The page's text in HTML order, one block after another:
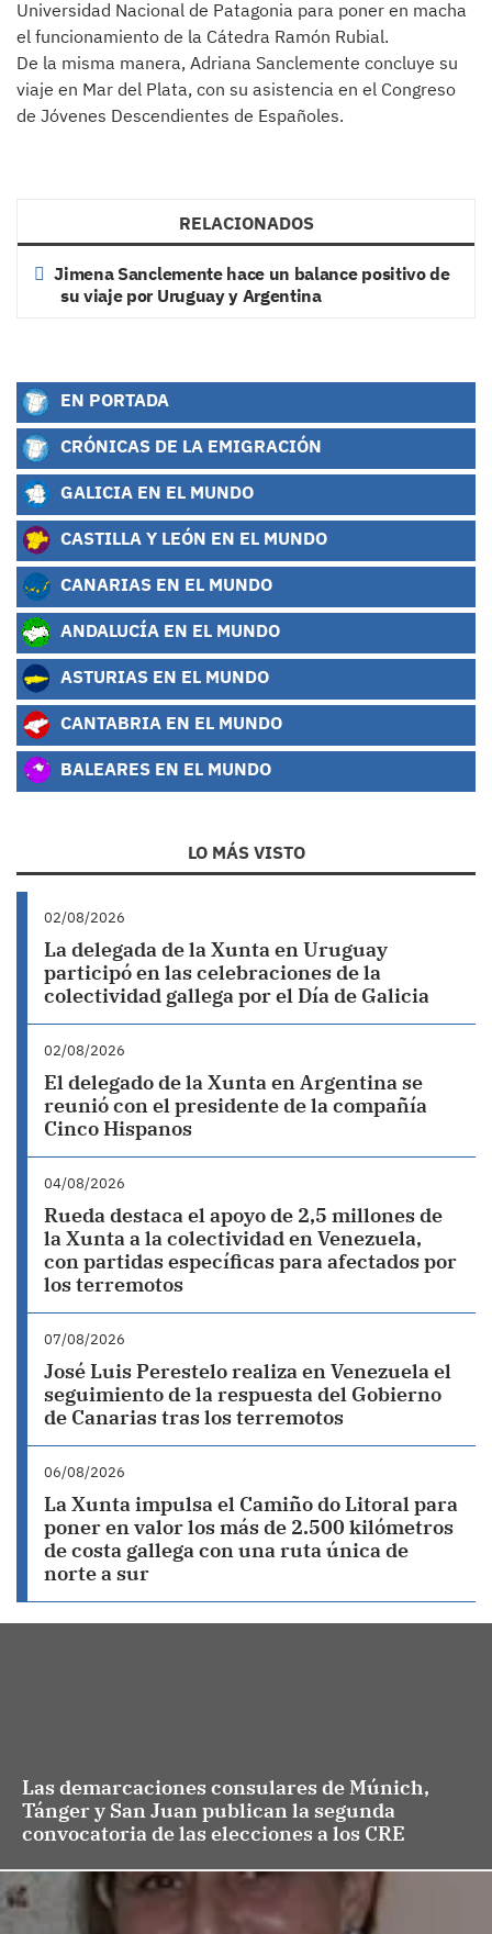
Universidad Nacional de Patagonia para poner en macha
el funcionamiento de la Cátedra Ramón Rubial.
De la misma manera, Adriana Sanclemente concluye su
viaje en Mar del Plata, con su asistencia en el Congreso
de Jóvenes Descendientes de Españoles.
RELACIONADOS
Jimena Sanclemente hace un balance positivo de
su viaje por Uruguay y Argentina
EN PORTADA
CRÓNICAS DE LA EMIGRACIÓN
GALICIA EN EL MUNDO
CASTILLA Y LEÓN EN EL MUNDO
CANARIAS EN EL MUNDO
ANDALUCÍA EN EL MUNDO
ASTURIAS EN EL MUNDO
CANTABRIA EN EL MUNDO
BALEARES EN EL MUNDO
LO MÁS VISTO
02/08/2026
La delegada de la Xunta en Uruguay
participó en las celebraciones de la
colectividad gallega por el Día de Galicia
02/08/2026
El delegado de la Xunta en Argentina se
reunió con el presidente de la compañía
Cinco Hispanos
04/08/2026
Rueda destaca el apoyo de 2,5 millones de
la Xunta a la colectividad en Venezuela,
con partidas específicas para afectados por
los terremotos
07/08/2026
José Luis Perestelo realiza en Venezuela el
seguimiento de la respuesta del Gobierno
de Canarias tras los terremotos
06/08/2026
La Xunta impulsa el Camiño do Litoral para
poner en valor los más de 2.500 kilómetros
de costa gallega con una ruta única de
norte a sur
Las demarcaciones consulares de Múnich,
Tánger y San Juan publican la segunda
convocatoria de las elecciones a los CRE